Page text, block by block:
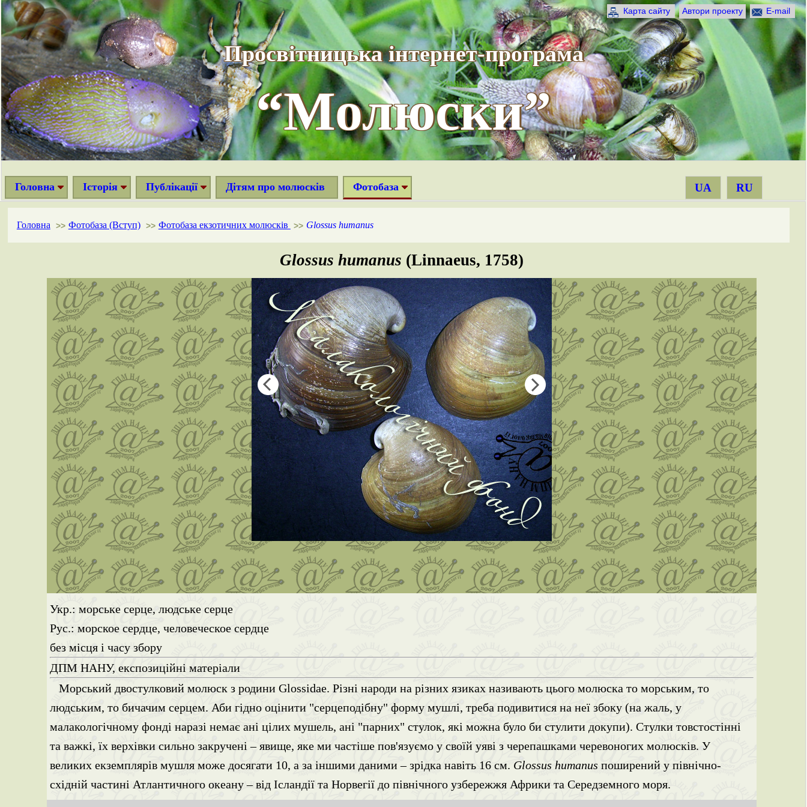
Карта сайту Автори проекту E-mail
Просвітницька інтернет-програма
“Молюски”
Головна Історія Публікації Дітям про молюсків Фотобаза UA RU
Головна >> Фотобаза (Вступ) >> Фотобаза екзотичних молюсків >> Glossus humanus
Glossus humanus (Linnaeus, 1758)
Укр.: морське серце, людське серце
Рус.: морское сердце, человеческое сердце
без місця і часу збору
ДПМ НАНУ, експозиційні матеріали
Морський двостулковий молюск з родини Glossidae. Різні народи на різних язиках називають цього молюска то морським, то
людським, то бичачим серцем. Аби гідно оцінити "серцеподібну" форму мушлі, треба подивитися на неї збоку (на жаль, у
малакологічному фонді наразі немає ані цілих мушель, ані "парних" стулок, які можна було би стулити докупи). Стулки товстостінні
та важкі, їх верхівки сильно закручені – явище, яке ми частіше пов'язуємо у своїй уяві з черепашками черевоногих молюсків. У
великих екземплярів мушля може досягати 10, а за іншими даними – зрідка навіть 16 см. Glossus humanus поширений у північно-
східній частині Атлантичного океану – від Ісландії та Норвегії до північного узбережжя Африки та Середземного моря.